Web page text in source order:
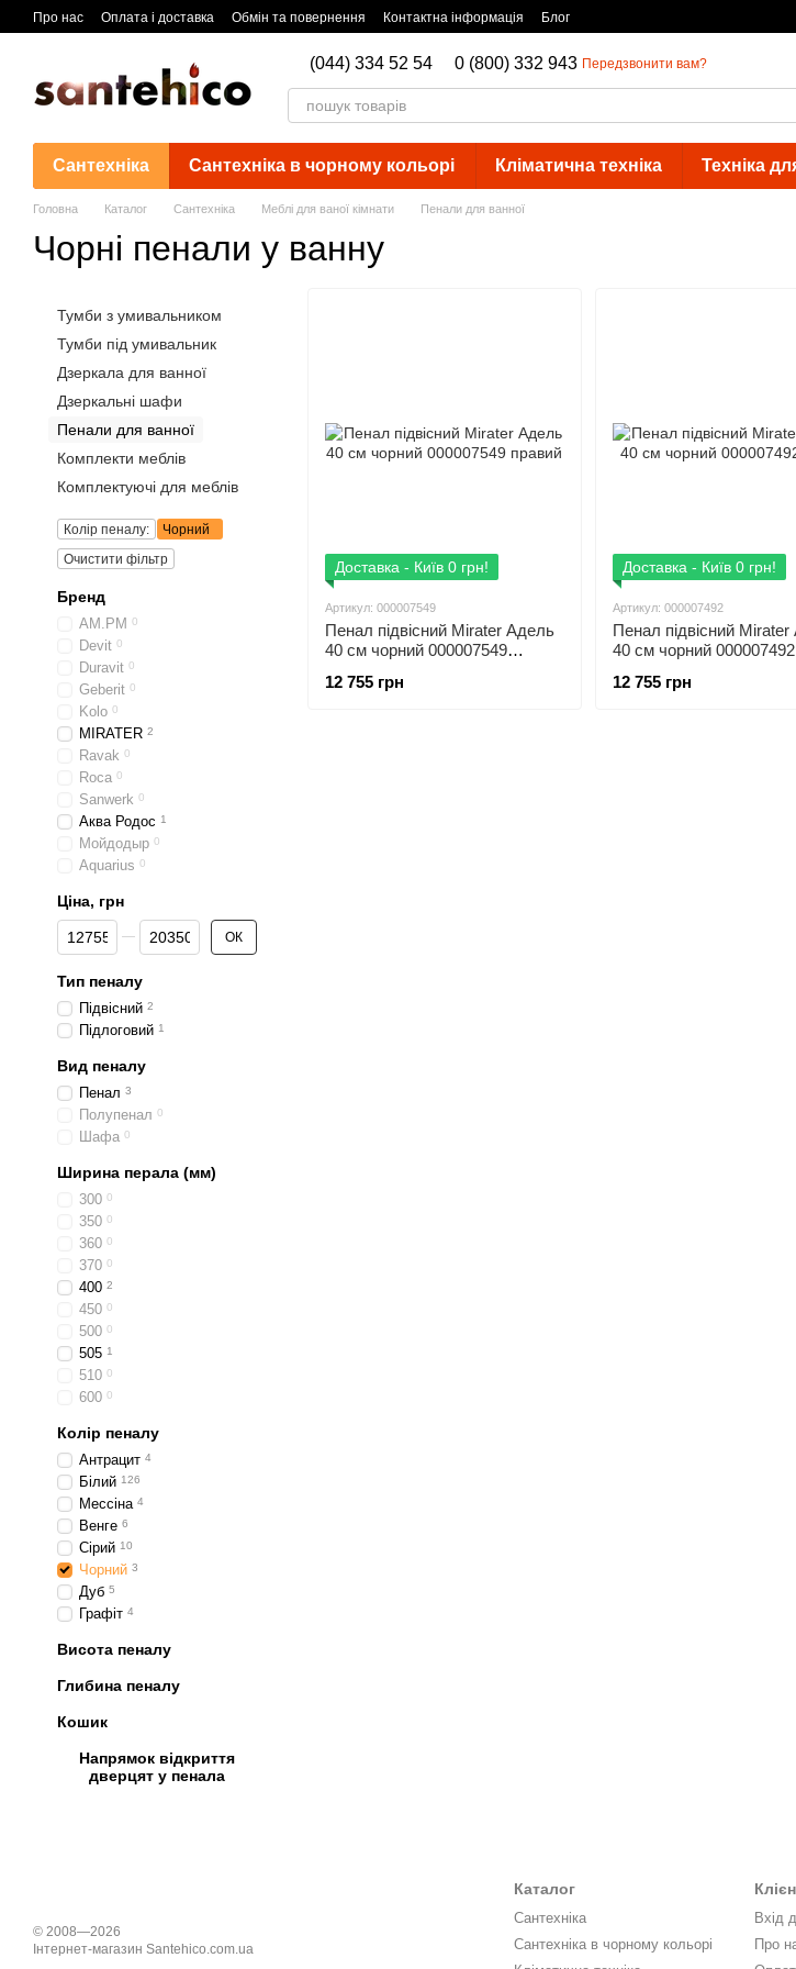
Перейти до основного контенту
Про нас Оплата і доставка Обмін та повернення Контактна інформація Блог
(044) 334 52 54 0 (800) 332 943 Передзвонити вам?
Сантехніка Сантехніка в чорному кольорі Кліматична техніка Техніка
Головна Каталог Сантехніка Меблі для ваної кімнати Пенали для ванної
Чорні пенали у ванну
Доставка - Київ 0 грн!
Артикул: 000007549
Пенал підвісний Mirater Адель
40 см чорний 000007549
12 755 грн
Доставка - Київ 0 грн!
Артикул: 000007492
Пенал підвісний
40 см чорний 000007492
12 755 грн
Тумби з умивальником
Тумби під умивальник
Дзеркала для ванної
Дзеркальні шафи
Пенали для ванної
Комплекти меблів
Комплектуючі для меблів
Колір пеналу:
Чорний
Очистити фільтр
Бренд
AM.PM 0
Devit 0
Duravit 0
Geberit 0
Kolo 0
MIRATER 2
Ravak 0
Roca 0
Sanwerk 0
Аква Родос 1
Мойдодыр 0
Aquarius 0
Ціна, грн
Від Ціна, грн
До Ціна, грн ОК
Тип пеналу
Підвісний 2
Підлоговий 1
Вид пеналу
Пенал 3
Полупенал 0
Шафа 0
Ширина перала (мм)
300 0
350 0
360 0
370 0
400 2
450 0
500 0
505 1
510 0
600 0
Колір пеналу
Антрацит 4
Білий 126
Мессіна 4
Венге 6
Сірий 10
Чорний 3
Дуб 5
Графіт 4
Висота пеналу
Глибина пеналу
Кошик
Напрямок відкриття
дверцят у пенала
© 2008—2026
Інтернет-магазин Santehico.com.ua
Каталог
Сантехніка
Сантехніка в чорному кольорі
Вхід
Про